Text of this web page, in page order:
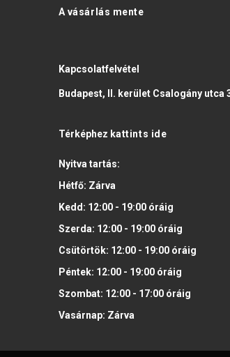
A vásárlás mente
Kapcsolatfelvétel
Budapest, II. kerület Csalogány utca
Térképhez kattints ide
Nyitva tartás:
Hétfő: Zárva
Kedd: 12:00 - 19:00óráig
Szerda: 12:00 - 19:00óráig
Csütörtök: 12:00 - 19:00óráig
Péntek: 12:00 - 19:00óráig
Szombat: 12:00 - 17:00óráig
Vasárnap: Zárva